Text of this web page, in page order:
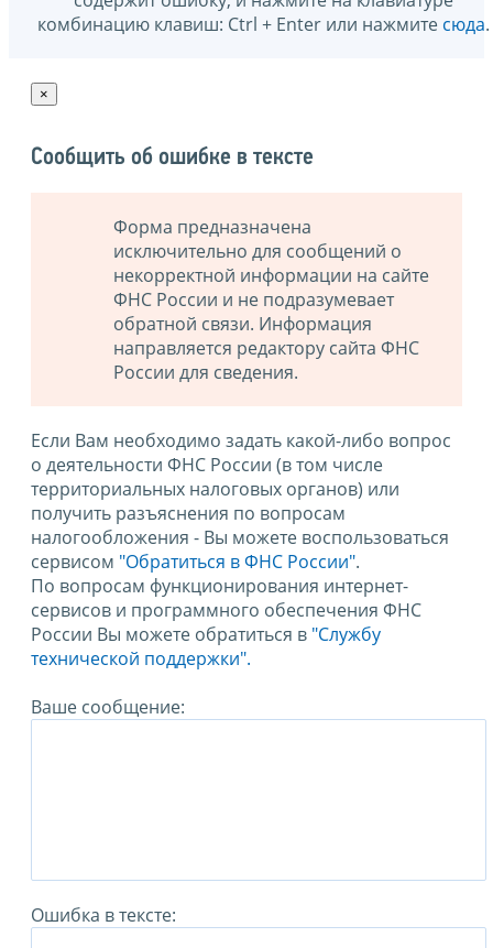
комбинацию клавиш: Ctrl + Enter или нажмите сюда.
×
Сообщить об ошибке в тексте
Форма предназначена
исключительно для сообщений о
некорректной информации на сайте
ФНС России и не подразумевает
обратной связи. Информация
направляется редактору сайта ФНС
России для сведения.
Если Вам необходимо задать какой-либо вопрос
о деятельности ФНС России (в том числе
территориальных налоговых органов) или
получить разъяснения по вопросам
налогообложения - Вы можете воспользоваться
сервисом "Обратиться в ФНС России".
По вопросам функционирования интернет-
сервисов и программного обеспечения ФНС
России Вы можете обратиться в "Службу
технической поддержки".
Ваше сообщение:
Ошибка в тексте: